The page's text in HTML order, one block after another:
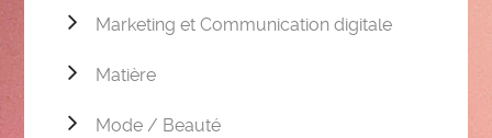
Marketing et Communication digitale
Matière
Mode / Beauté